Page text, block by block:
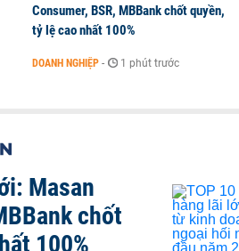
Consumer, BSR, MBBank chốt quyền,
tỷ lệ cao nhất 100%
DOANH NGHIỆP - 1 phút trước
Masan
chốt
100%